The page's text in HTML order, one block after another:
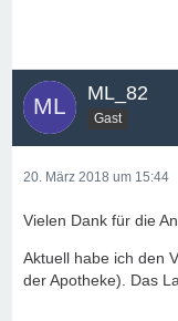
ML_82
Gast
20. März 2018 um 15:44
Vielen Dank für die
Aktuell habe ich den
der Apotheke). Das